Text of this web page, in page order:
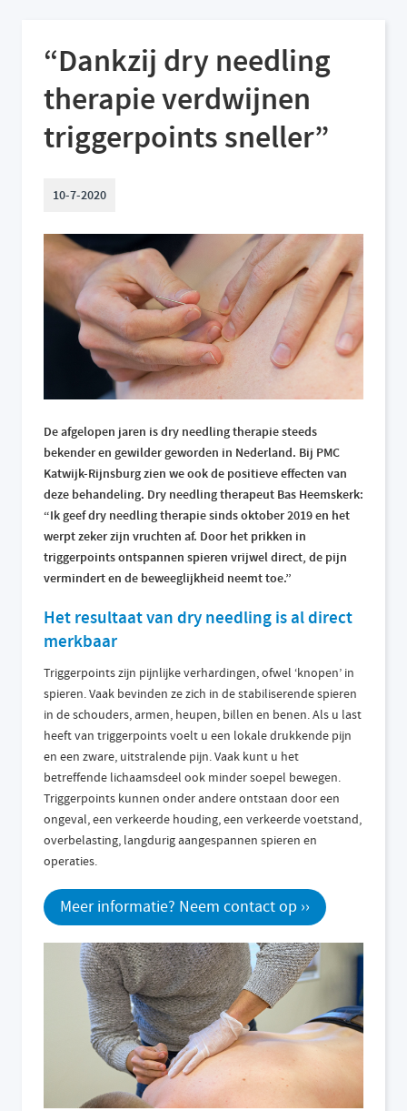
“Dankzij dry needling
therapie verdwijnen
triggerpoints sneller”
10-7-2020
De afgelopen jaren is dry needling therapie steeds
bekender en gewilder geworden in Nederland. Bij PMC
Katwijk-Rijnsburg zien we ook de positieve effecten van
deze behandeling. Dry needling therapeut Bas Heemskerk:
“Ik geef dry needling therapie sinds oktober 2019 en het
werpt zeker zijn vruchten af. Door het prikken in
triggerpoints ontspannen spieren vrijwel direct, de pijn
vermindert en de beweeglijkheid neemt toe.”
Het resultaat van dry needling is al direct
merkbaar
Triggerpoints zijn pijnlijke verhardingen, ofwel ‘knopen’ in
spieren. Vaak bevinden ze zich in de stabiliserende spieren
in de schouders, armen, heupen, billen en benen. Als u last
heeft van triggerpoints voelt u een lokale drukkende pijn
en een zware, uitstralende pijn. Vaak kunt u het
betreffende lichaamsdeel ook minder soepel bewegen.
Triggerpoints kunnen onder andere ontstaan door een
ongeval, een verkeerde houding, een verkeerde voetstand,
overbelasting, langdurig aangespannen spieren en
operaties.
Meer informatie? Neem contact op ››